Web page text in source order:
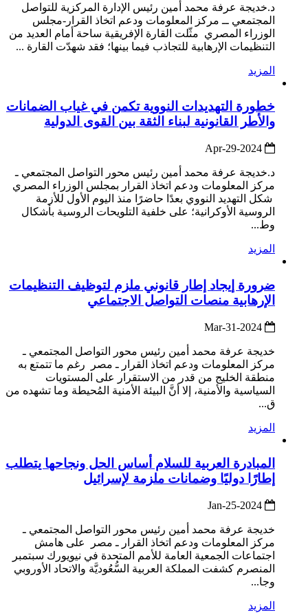
د.خديجة عرفة محمد أمين رئيس الإدارة المركزية للتواصل
المجتمعي ــ مركز المعلومات ودعم اتخاذ القرار-مجلس
الوزراء المصري مثّلت القارة الإفريقية ساحة أمام العديد من
التنظيمات الإرهابية للتجاذب فيما بينها؛ فقد شهدّت القارة ...
المزيد
خطورة التهديدات النووية تكمن في غياب الضمانات
والأطر القانونية لبناء الثقة بين القوى الدولية
د.خديجة عرفة محمد أمين رئيس محور التواصل المجتمعي ـ
مركز المعلومات ودعم اتخاذ القرار بمجلس الوزراء المصري
شكل التهديد النووي بعدًا حاضرًا منذ اليوم الأول للأزمة
الروسية الأوكرانية؛ على خلفية التلويحات الروسية بأشكال
وط...
المزيد
ضرورة إيجاد إطار قانوني ملزم لتوظيف التنظيمات
الإرهابية منصات التواصل الاجتماعي
خديجة عرفة محمد أمين رئيس محور التواصل المجتمعي ـ
مركز المعلومات ودعم اتخاذ القرار ـ مصر رغم ما تتمتع به
منطقة الخليج من قدر من الاستقرار على المستويات
السياسية والأمنية، إلا أنَّ البيئة الأمنية المُحيطة وما تشهده من
ق...
المزيد
المبادرة العربية للسلام أساس الحل ونجاحها يتطلب
إطارًا دوليًا وضمانات ملزمة لإسرائيل
خديجة عرفة محمد أمين رئيس محور التواصل المجتمعي ـ
مركز المعلومات ودعم اتخاذ القرار ـ مصر على هامش
اجتماعات الجمعية العامة للأمم المتحدة في نيويورك سبتمبر
المنصرم كشفت المملكة العربية السُّعُوديَّة والاتحاد الأوروبي
وجا...
المزيد